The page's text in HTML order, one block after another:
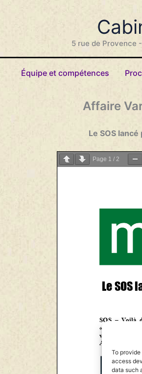
To
access
data such
5 rue de Provence
Équipe et compétences
Affaire
Le SOS
Page 1 / 2